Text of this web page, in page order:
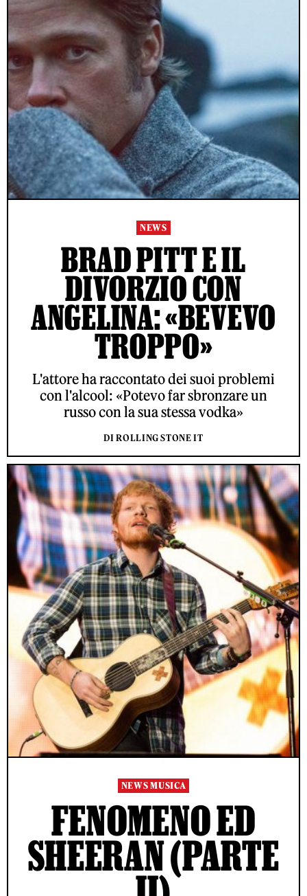
NEWS
BRAD PITT E IL
DIVORZIO CON
ANGELINA: «BEVEVO
TROPPO»
L'attore ha raccontato dei suoi problemi
con l'alcool: «Potevo far sbronzare un
russo con la sua stessa vodka»
DI ROLLING STONE IT
NEWS MUSICA
FENOMENO ED
SHEERAN (PARTE